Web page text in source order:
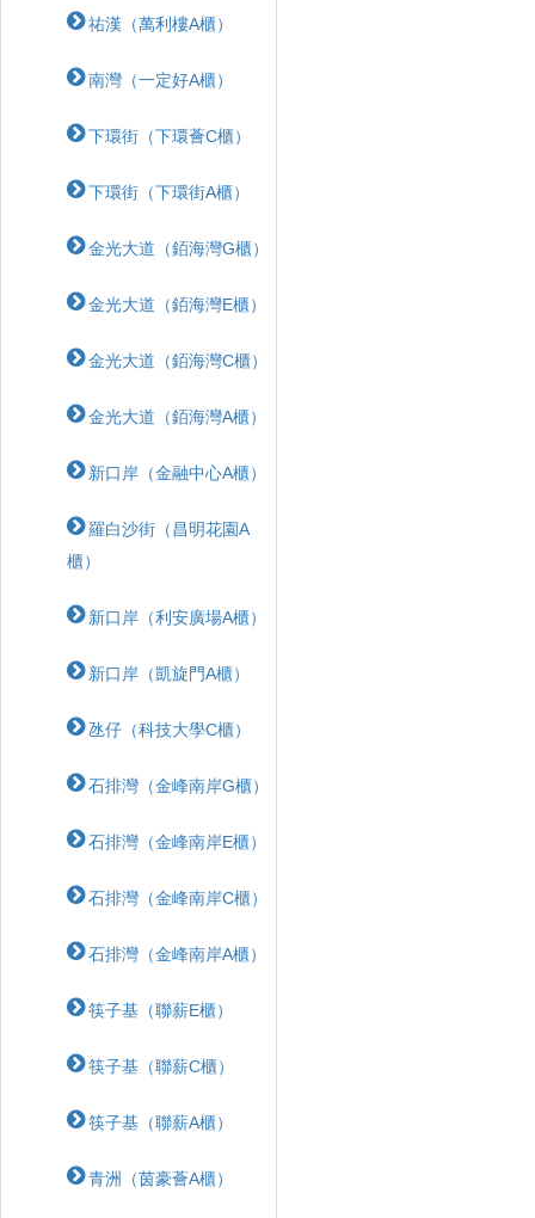
祐漢（萬利樓A櫃）
南灣（一定好A櫃）
下環街（下環薈C櫃）
下環街（下環街A櫃）
金光大道（銆海灣G櫃）
金光大道（銆海灣E櫃）
金光大道（銆海灣C櫃）
金光大道（銆海灣A櫃）
新口岸（金融中心A櫃）
羅白沙街（昌明花園A
櫃）
新口岸（利安廣場A櫃）
新口岸（凱旋門A櫃）
氹仔（科技大學C櫃）
石排灣（金峰南岸G櫃）
石排灣（金峰南岸E櫃）
石排灣（金峰南岸C櫃）
石排灣（金峰南岸A櫃）
筷子基（聯薪E櫃）
筷子基（聯薪C櫃）
筷子基（聯薪A櫃）
青洲（茵豪薈A櫃）